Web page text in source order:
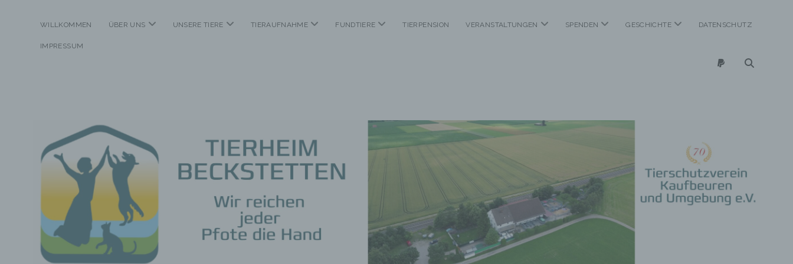
WILLKOMMEN ÜBER UNS Menü
UNSERE TIERE Menü
TIERAUFNAHME Menü
FUNDTIERE Menü
TIERPENSION VERANSTALTUNGEN Menü
SPENDEN Menü
GESCHICHTE Menü
DATENSCHUTZ
IMPRESSUM
paypal
Tierheim
Beckstetten